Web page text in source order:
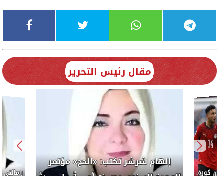
مقال رئيس التحرير
إلهام شرشر تكتب: «الحج» مؤتمر